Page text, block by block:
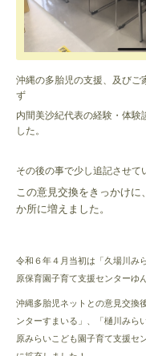
沖縄の多胎児の支援、及びご
ず
内間美沙紀代表の経験・体験
した。
その後の事で少し追記させて
この意見交換をきっかけに
か所に増えました。
令和６年４月当初は「久場川み
原保育園子育て支援センターゆ
沖縄多胎児ネットとの意見交換
ンターすまいる」、「樋川みら
原みらいこども園子育て支援セ